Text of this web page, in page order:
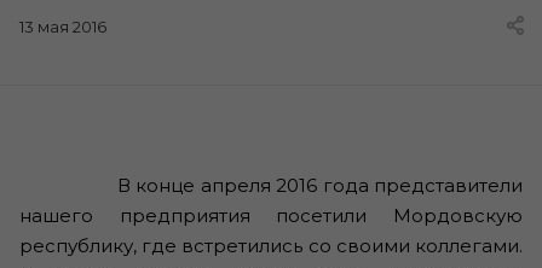
13 мая 2016
В конце апреля 2016 года представители
нашего предприятия посетили Мордовскую
республику, где встретились со своими коллегами.